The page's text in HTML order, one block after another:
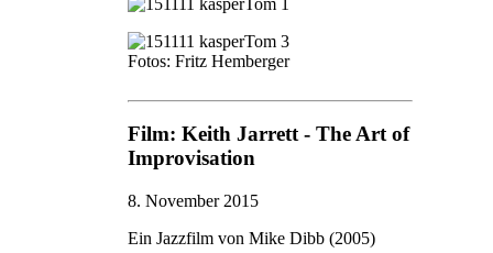
Fotos: Fritz Hemberger
Film: Keith Jarrett - The Art of
Improvisation
8. November 2015
Ein Jazzfilm von Mike Dibb (2005)